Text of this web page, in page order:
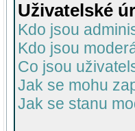
Uživatelské
Kdo jsou
Kdo jsou
Co jsou
Jak se mohu
Jak se stanu